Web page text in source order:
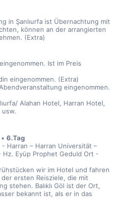
in Şanlıurfa ist Übernachtung mit
können an der arrangierten
(Extra)
Ist im Preis
eingenommen. (Extra)
eingenommen.
Alahan Hotel, Harran Hotel,
usw.
6.Tag
- Harran – Harran Universität –
Hz. Eyüp Prophet Geduld Ort -
wir im Hotel und fahren
der ersten Reisziele, die mit
stehen. Balıklı Göl ist der Ort,
bekannt ist, als er in das